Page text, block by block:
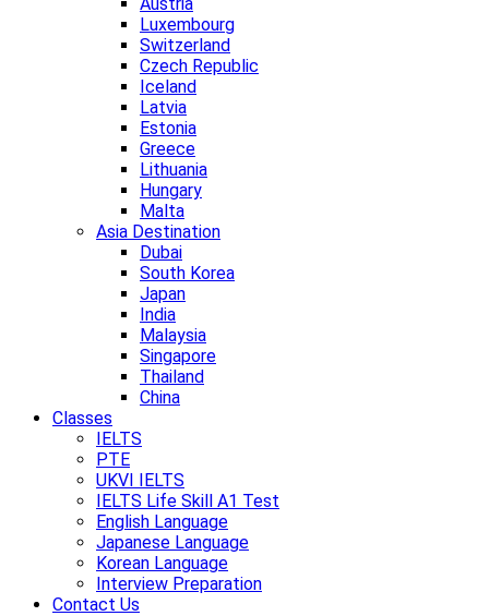
Luxembourg
Switzerland
Czech Republic
Iceland
Latvia
Estonia
Greece
Lithuania
Hungary
Malta
Asia Destination
Dubai
South Korea
Japan
India
Malaysia
Singapore
Thailand
China
Classes
IELTS
PTE
UKVI IELTS
IELTS Life Skill A1 Test
English Language
Japanese Language
Korean Language
Interview Preparation
Contact Us